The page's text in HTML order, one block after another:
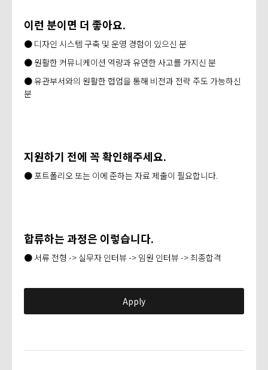
이런 분이면 더 좋아요.
● 디자인 시스템 구축 및 운영 경험이 있으신 분​
● 원활한 커뮤니케이션 역량과 유연한 사고를 가지신 분​
● 유관부서와의 원활한 협업을 통해 비전과 전략 주도 가능하신
분
지원하기 전에 꼭 확인해주세요.
● 포트폴리오 또는 이에 준하는 자료 제출이 필요합니다.
합류하는 과정은 이렇습니다.
● 서류 전형 -> 실무자 인터뷰 -> 임원 인터뷰 -> 최종합격
Apply